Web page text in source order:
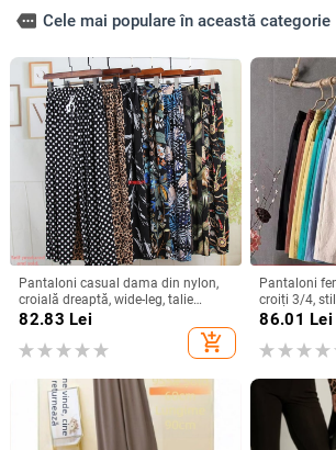
more Cele mai populare în această categorie
Pantaloni casual dama din nylon,
croială dreaptă, wide-leg, talie
înaltă, lungime până la gleznă,
82.83 Lei
add_shopping_cart
Pantaloni
croiți 3/4,
croială
86.01 Lei